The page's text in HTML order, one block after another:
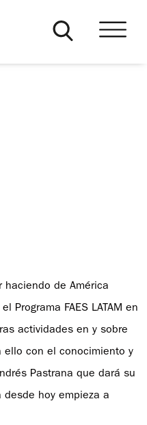
haciendo de América
Programa FAES LATAM en
actividades en y sobre
ello con el conocimiento y
Pastrana que dará su
hoy empieza a